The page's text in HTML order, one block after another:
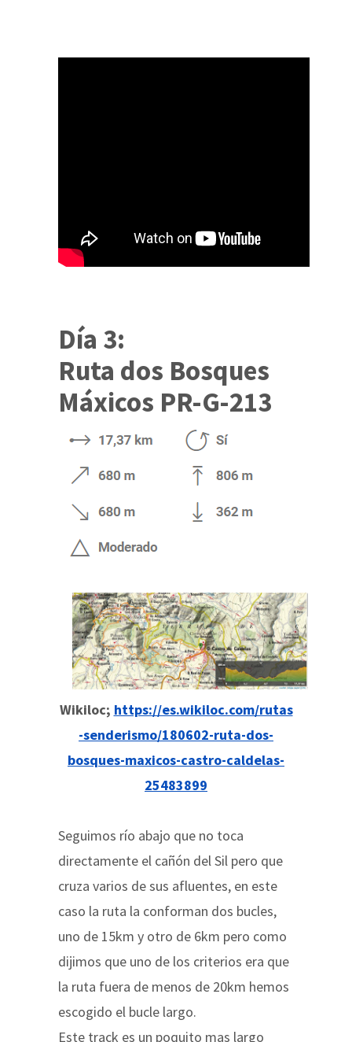
Día 3:
Ruta dos Bosques
Máxicos PR-G-213
Wikiloc; https://es.wikiloc.com/rutas
-senderismo/180602-ruta-dos-
bosques-maxicos-castro-caldelas-
25483899
Seguimos río abajo que no toca
directamente el cañón del Sil pero que
cruza varios de sus afluentes, en este
caso la ruta la conforman dos bucles,
uno de 15km y otro de 6km pero como
dijimos que uno de los criterios era que
la ruta fuera de menos de 20km hemos
escogido el bucle largo.
Este track es un poquito mas largo